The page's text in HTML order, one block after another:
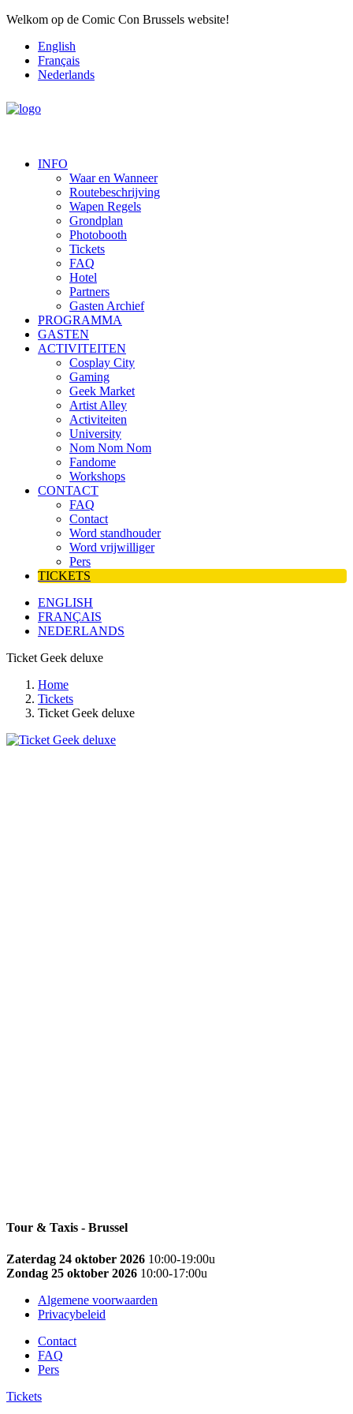
Welkom op de Comic Con Brussels website!
English
Français
Nederlands
INFO
Waar en Wanneer
Routebeschrijving
Wapen Regels
Grondplan
Photobooth
Tickets
FAQ
Hotel
Partners
Gasten Archief
PROGRAMMA
GASTEN
ACTIVITEITEN
Cosplay City
Gaming
Geek Market
Artist Alley
Activiteiten
University
Nom Nom Nom
Fandome
Workshops
CONTACT
FAQ
Contact
Word standhouder
Word vrijwilliger
Pers
TICKETS
ENGLISH
FRANÇAIS
NEDERLANDS
Ticket Geek deluxe
Home
Tickets
Ticket Geek deluxe
Tour & Taxis - Brussel
Zaterdag 24 oktober 2026 10:00-19:00u
Zondag 25 oktober 2026 10:00-17:00u
Algemene voorwaarden
Privacybeleid
Contact
FAQ
Pers
Tickets